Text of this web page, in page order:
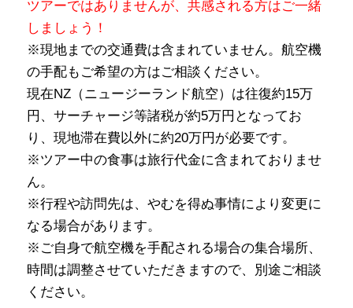
ツアーではありませんが、共感される方はご一緒
しましょう！
※現地までの交通費は含まれていません。航空機
の手配もご希望の方はご相談ください。
現在NZ（ニュージーランド航空）は往復約15万
円、サーチャージ等諸税が約5万円となってお
り、現地滞在費以外に約20万円が必要です。
※ツアー中の食事は旅行代金に含まれておりませ
ん。
※行程や訪問先は、やむを得ぬ事情により変更に
なる場合があります。
※ご自身で航空機を手配される場合の集合場所、
時間は調整させていただきますので、別途ご相談
ください。